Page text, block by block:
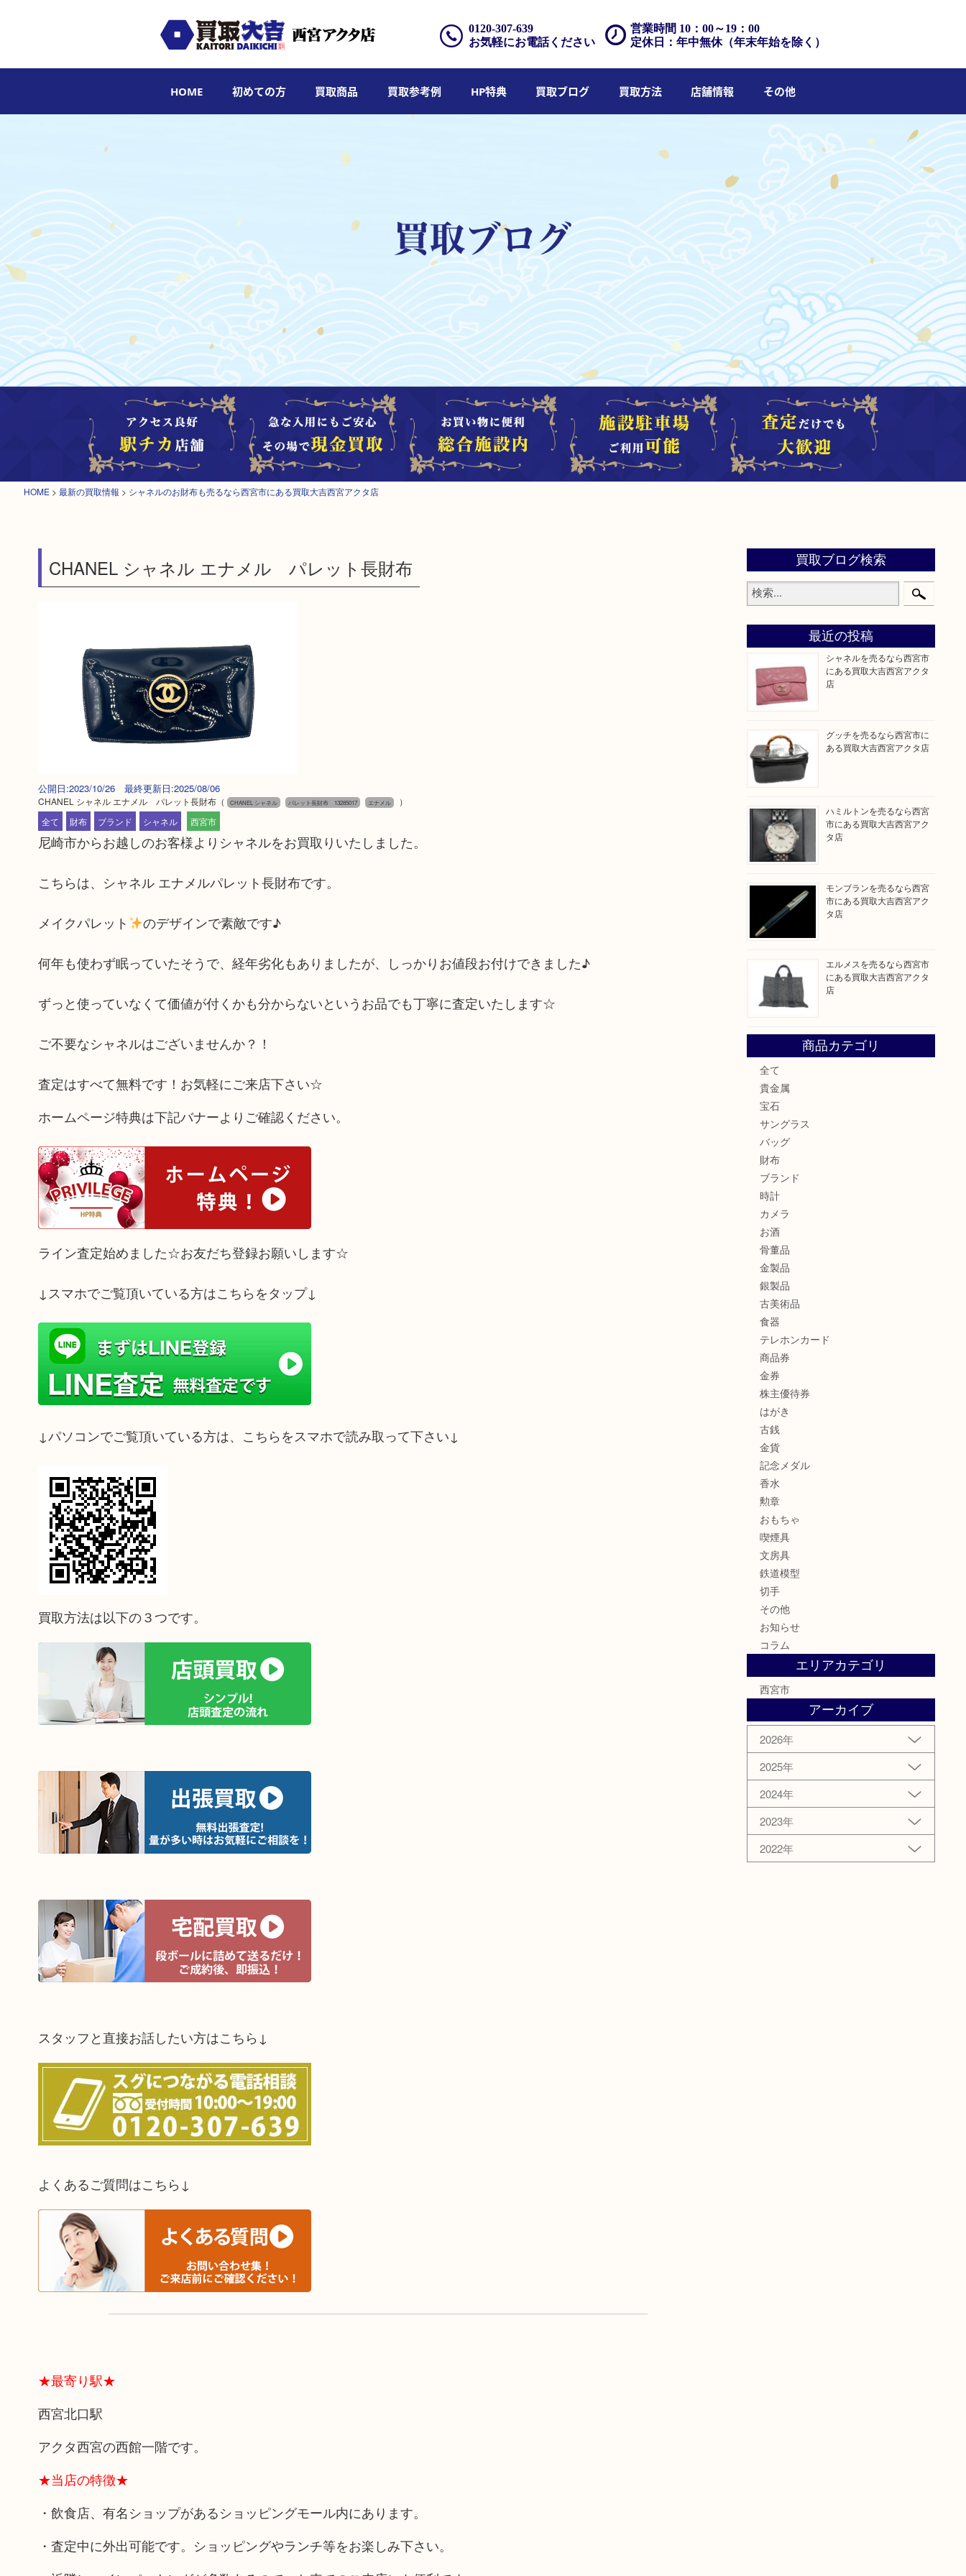
営業時間 10：00～19：00
定休日：年中無休（年末年始を除く）
0120-307-639
お気軽にお電話ください
HOME 初めての方 買取商品 買取参考例 HP特典 買取ブログ 買取方法 店舗情報 その他
HOME > 最新の買取情報 > シャネルのお財布も売るなら西宮市にある買取大吉西宮アクタ店
CHANEL シャネル エナメル パレット長財布
公開日:2023/10/26 最終更新日:2025/08/06
CHANEL シャネル エナメル パレット長財布（ CHANEL シャネル パレット長財布 13285017 エナメル
）
全て
財布 ブランド シャネル 西宮市
尼崎市からお越しのお客様よりシャネルをお買取りいたしました。
こちらは、シャネル エナメルパレット長財布です。
メイクパレット のデザインで素敵です♪
何年も使わず眠っていたそうで、経年劣化もありましたが、しっかりお値段お付けできました♪
ずっと使っていなくて価値が付くかも分からないというお品でも丁寧に査定いたします☆
ご不要なシャネルはございませんか？！
査定はすべて無料です！お気軽にご来店下さい☆
ホームページ特典は下記バナーよりご確認ください。
ライン査定始めました☆お友だち登録お願いします☆
↓スマホでご覧頂いている方はこちらをタップ↓
↓パソコンでご覧頂いている方は、こちらをスマホで読み取って下さい↓
買取方法は以下の３つです。
スタッフと直接お話したい方はこちら↓
よくあるご質問はこちら↓
★最寄り駅★
西宮北口駅
アクタ西宮の西館一階です。
★当店の特徴★
・飲食店、有名ショップがあるショッピングモール内にあります。
・査定中に外出可能です。ショッピングやランチ等をお楽しみ下さい。
買取ブログ検索
最近の投稿
シャネルを売るなら西宮市
にある買取大吉西宮アクタ
店
グッチを売るなら西宮市に
ある買取大吉西宮アクタ店
ハミルトンを売るなら西宮
市にある買取大吉西宮アク
タ店
モンブランを売るなら西宮
市にある買取大吉西宮アク
タ店
エルメスを売るなら西宮市
にある買取大吉西宮アクタ
店
商品カテゴリ
全て
貴金属
宝石
サングラス
バッグ
財布
ブランド
時計
カメラ
お酒
骨董品
金製品
銀製品
古美術品
食器
テレホンカード
商品券
金券
株主優待券
はがき
古銭
金貨
記念メダル
香水
勲章
おもちゃ
喫煙具
文房具
鉄道模型
切手
その他
お知らせ
コラム
エリアカテゴリ
西宮市
アーカイブ
2026年
2025年
2024年
2023年
2022年